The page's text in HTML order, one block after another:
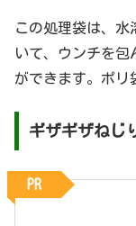
この処理袋は、水
いて、ウンチを包
ができます。ポリ
ギザギザねじ
PR